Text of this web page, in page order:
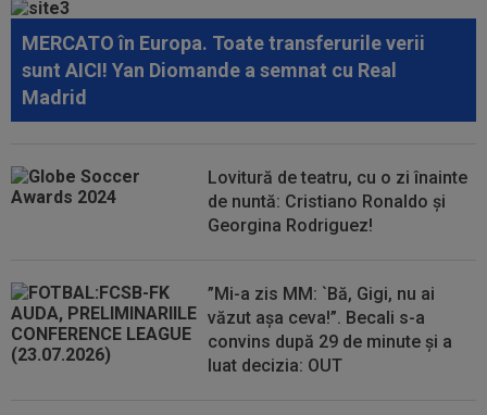
verdictul despre Daniel Pancu la Rapid
12:57 OFICIAL
Gerard Pique l-a cumpărat pe Enes
Sali
12:54 VIDEO
Concordia Chiajna - FC Bihor 2-0.
12:49 "Telenovela" Ferran Torres s-a încheiat!
MERCATO în Europa. Toate transferurile verii
sunt AICI! Yan Diomande a semnat cu Real
Madrid
Lovitură de teatru, cu o zi înainte
de nuntă: Cristiano Ronaldo și
Georgina Rodriguez!
”Mi-a zis MM: `Bă, Gigi, nu ai
văzut așa ceva!”. Becali s-a
convins după 29 de minute și a
luat decizia: OUT